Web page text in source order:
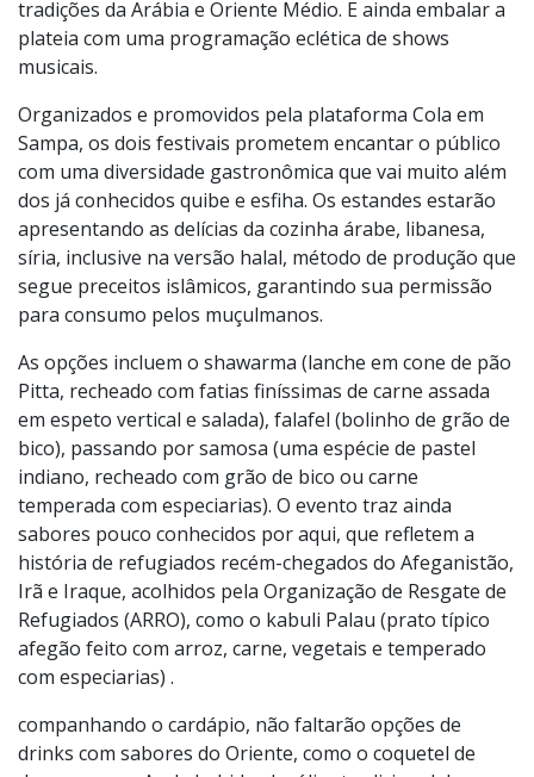
de sabores marcantes, aromas, artesanatos, histórias e
tradições da Arábia e Oriente Médio. E ainda embalar a
plateia com uma programação eclética de shows
musicais.
Organizados e promovidos pela plataforma Cola em
Sampa, os dois festivais prometem encantar o público
com uma diversidade gastronômica que vai muito além
dos já conhecidos quibe e esfiha. Os estandes estarão
apresentando as delícias da cozinha árabe, libanesa,
síria, inclusive na versão halal, método de produção que
segue preceitos islâmicos, garantindo sua permissão
para consumo pelos muçulmanos.
As opções incluem o shawarma (lanche em cone de pão
Pitta, recheado com fatias finíssimas de carne assada
em espeto vertical e salada), falafel (bolinho de grão de
bico), passando por samosa (uma espécie de pastel
indiano, recheado com grão de bico ou carne
temperada com especiarias). O evento traz ainda
sabores pouco conhecidos por aqui, que refletem a
história de refugiados recém-chegados do Afeganistão,
Irã e Iraque, acolhidos pela Organização de Resgate de
Refugiados (ARRO), como o kabuli Palau (prato típico
afegão feito com arroz, carne, vegetais e temperado
com especiarias) .
companhando o cardápio, não faltarão opções de